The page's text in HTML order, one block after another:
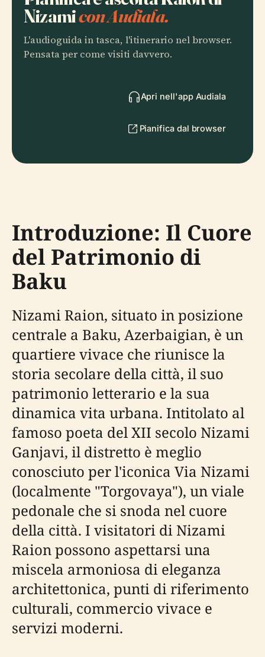
Nizamicon Audiala.
L'audioguida in tasca, l'itinerario nel browser.
Pensata per come visiti davvero.
Apri nell'app Audiala
Pianifica dal browser
Introduzione: Il Cuore
del Patrimonio di
Baku
Nizami Raion, situato in posizione
centrale a Baku, Azerbaigian, è un
quartiere vivace che riunisce la
storia secolare della città, il suo
patrimonio letterario e la sua
dinamica vita urbana. Intitolato al
famoso poeta del XII secolo Nizami
Ganjavi, il distretto è meglio
conosciuto per l'iconica Via Nizami
(localmente "Torgovaya"), un viale
pedonale che si snoda nel cuore
della città. I visitatori di Nizami
Raion possono aspettarsi una
miscela armoniosa di eleganza
architettonica, punti di riferimento
culturali, commercio vivace e
servizi moderni.